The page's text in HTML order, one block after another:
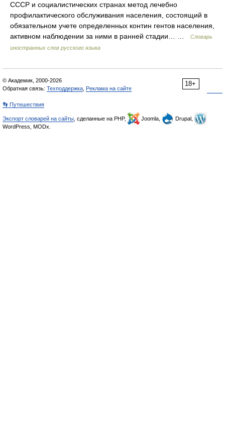
СССР и социалистических странах метод лечебно
профилактического обслуживания населения, состоящий в
обязательном учете определенных контин гентов населения,
активном наблюдении за ними в ранней стадии… …
Словарь
иностранных слов русского языка
18+
© Академик, 2000-2026
Обратная связь: Техподдержка Реклама на сайте
👣 Путешествия
Экспорт словарей на сайты , сделанные на PHP, Joomla,
Drupal,
WordPress, MODx.